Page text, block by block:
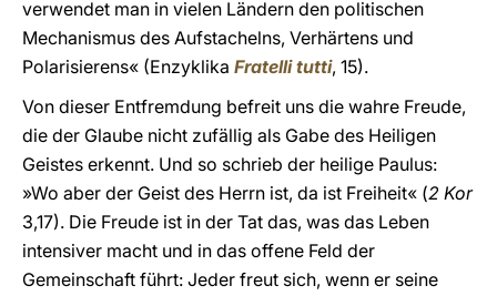
verwendet man in vielen Ländern den politischen
Mechanismus des Aufstachelns, Verhärtens und
Polarisierens« (Enzyklika Fratelli tutti, 15).
Von dieser Entfremdung befreit uns die wahre Freude,
die der Glaube nicht zufällig als Gabe des Heiligen
Geistes erkennt. Und so schrieb der heilige Paulus:
»Wo aber der Geist des Herrn ist, da ist Freiheit« (2 Kor
3,17). Die Freude ist in der Tat das, was das Leben
intensiver macht und in das offene Feld der
Gemeinschaft führt: Jeder freut sich, wenn er seine